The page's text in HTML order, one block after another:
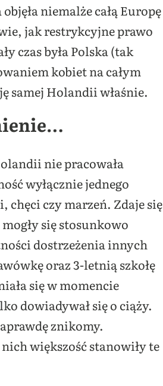
niemalże całą Europę
jak restrykcyjne prawo
czas była Polska (tak
kobiet na całym
samej Holandii właśnie.
nie pracowała
wyłącznie jednego
czy marzeń. Zdaje się
się stosunkowo
dostrzeżenia innych
oraz 3-letnią szkołę
się w momencie
dowiadywał się o ciąży.
znikomy.
większość stanowiły te